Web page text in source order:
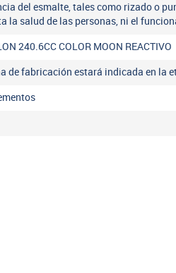
del esmalte, tales como rizado o
la salud de las personas, ni el
240.6CC COLOR MOON REACTIVO
de fabricación estará indicada en la